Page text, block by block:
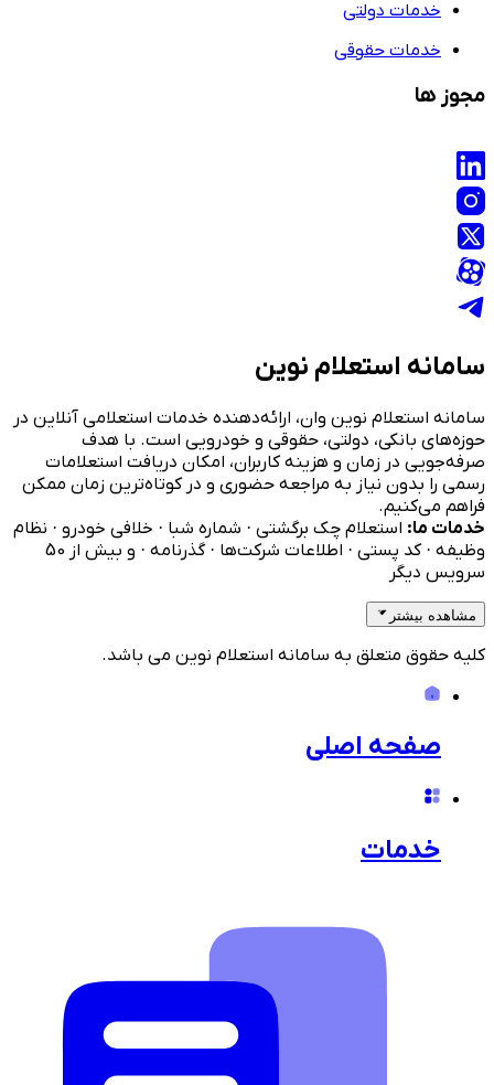
خدمات دولتی
خدمات حقوقی
مجوز ها
سامانه استعلام نوین
سامانه استعلام نوین وان، ارائه‌دهنده خدمات استعلامی آنلاین در
حوزه‌های بانکی، دولتی، حقوقی و خودرویی است. با هدف
صرفه‌جویی در زمان و هزینه کاربران، امکان دریافت استعلامات
رسمی را بدون نیاز به مراجعه حضوری و در کوتاه‌ترین زمان ممکن
فراهم می‌کنیم.
خدمات ما: استعلام چک برگشتی · شماره شبا · خلافی خودرو · نظام
وظیفه · کد پستی · اطلاعات شرکت‌ها · گذرنامه · و بیش از 50
سرویس دیگر
مشاهده بیشتر
کلیه حقوق متعلق به سامانه استعلام نوین می باشد.
صفحه اصلی
خدمات